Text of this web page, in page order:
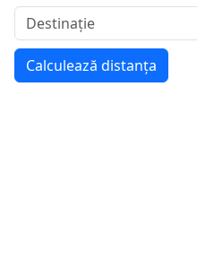
Calculează distanța